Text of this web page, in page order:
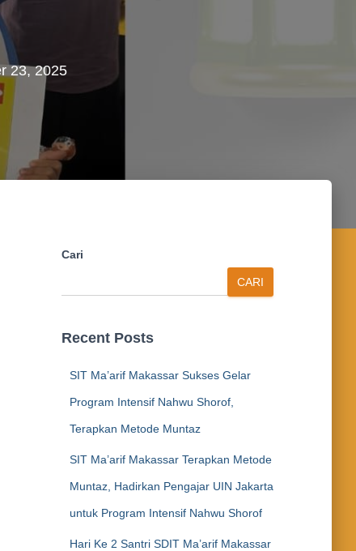
23, 2025
Cari
CARI
Recent Posts
SIT Ma’arif Makassar Sukses Gelar
Program Intensif Nahwu Shorof,
Terapkan Metode Muntaz
SIT Ma’arif Makassar Terapkan Metode
Muntaz, Hadirkan Pengajar UIN Jakarta
untuk Program Intensif Nahwu Shorof
Hari Ke 2 Santri SDIT Ma’arif Makassar